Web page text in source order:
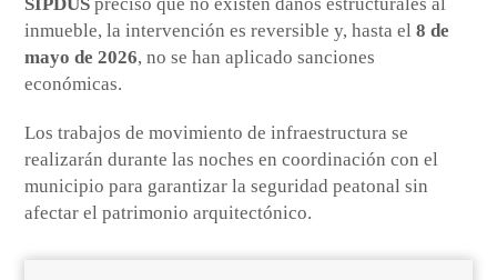
inmueble, la intervención es reversible y, hasta el8 de
mayo de 2026, no se han aplicado sanciones
económicas.
Los trabajos de movimiento de infraestructura se
realizarán durante las noches en coordinación con el
municipio para garantizar la seguridad peatonal sin
afectar el patrimonio arquitectónico.